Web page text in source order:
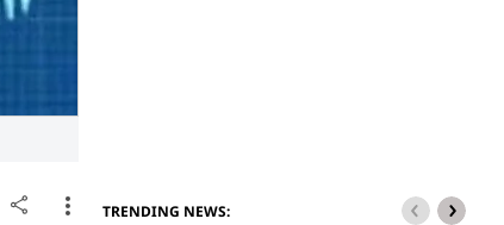
TRENDING NEWS: